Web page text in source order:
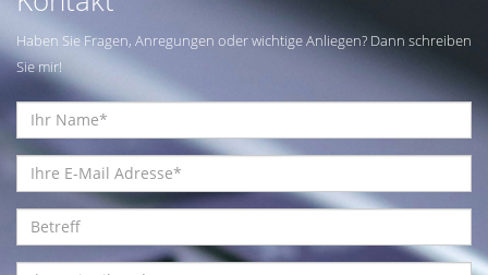
Haben Sie Fragen, Anregungen oder wichtige Anliegen? Dann schreiben
Sie mir!